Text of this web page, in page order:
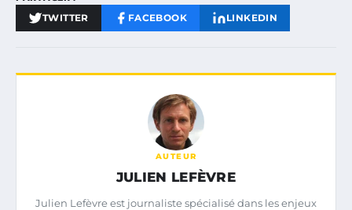
TWITTER FACEBOOK LINKEDIN
AUTEUR
JULIEN LEFÈVRE
Julien Lefèvre est journaliste spécialisé dans les enjeux